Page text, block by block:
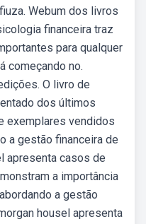
Webum dos livros
financeira traz
para qualquer
começando no.
O livro de
dos últimos
exemplares vendidos
a gestão financeira de
apresenta casos de
a importância
a gestão
housel apresenta